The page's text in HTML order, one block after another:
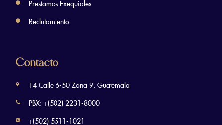
Prestamos Exequiales
Reclutamiento
Contacto
14 Calle 6-50 Zona 9, Guatemala
PBX: +(502) 2231-8000
+(502) 5511-1021